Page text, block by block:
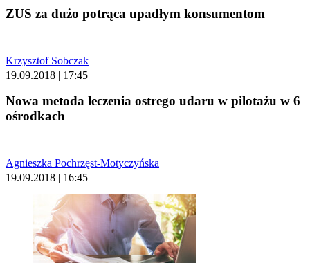
ZUS za dużo potrąca upadłym konsumentom
Krzysztof Sobczak
19.09.2018 | 17:45
Nowa metoda leczenia ostrego udaru w pilotażu w 6
ośrodkach
Agnieszka Pochrzęst-Motyczyńska
19.09.2018 | 16:45